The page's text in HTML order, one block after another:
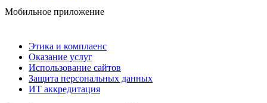
Мобильное приложение
Этика и комплаенс
Оказание услуг
Использование сайтов
Защита персональных данных
ИТ аккредитация